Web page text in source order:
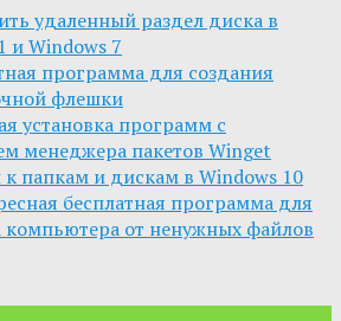
удаленный раздел диска в
и Windows 7
программа для создания
флешки
установка программ с
менеджера пакетов Winget
папкам и дискам в Windows 10
бесплатная программа для
компьютера от ненужных файлов